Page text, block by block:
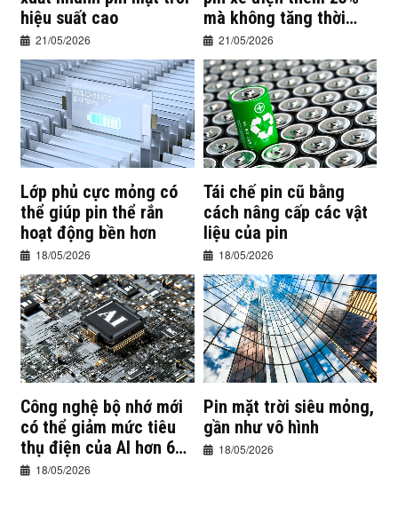
hiệu suất cao
21/05/2026
mà không tăng thời
gian sạc
21/05/2026
Lớp phủ cực mỏng có
thể giúp pin thể rắn
hoạt động bền hơn
18/05/2026
Tái chế pin cũ bằng
cách nâng cấp các vật
liệu của pin
18/05/2026
Công nghệ bộ nhớ mới
có thể giảm mức tiêu
thụ điện của AI hơn 60
lần18/05/2026
Pin mặt trời siêu mỏng,
gần như vô hình
18/05/2026